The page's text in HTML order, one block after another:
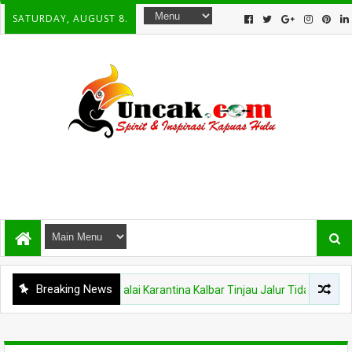
SATURDAY, AUGUST 8.
Breaking News
KAPUAS HULU Balai Karantina Kalbar Tinjau Jalur Tidak Resmi di